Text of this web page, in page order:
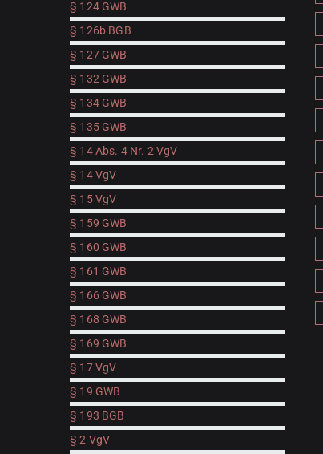
§ 124 GWB
§ 126b BGB
§ 127 GWB
§ 132 GWB
§ 134 GWB
§ 135 GWB
§ 14 Abs. 4 Nr. 2 VgV
§ 14 VgV
§ 15 VgV
§ 159 GWB
§ 160 GWB
§ 161 GWB
§ 166 GWB
§ 168 GWB
§ 169 GWB
§ 17 VgV
§ 19 GWB
§ 193 BGB
§ 2 VgV